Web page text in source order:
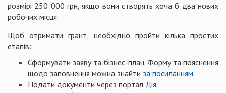
розмірі 250 000 грн, якщо вони створять хоча б два нових
робочих місця.
Щоб отримати грант, необхідно пройти кілька простих
етапів:
Сформувати заяву та бізнес-план. Форму та пояснення
щодо заповнення можна знайти за посиланням.
Подати документи через портал Дія.